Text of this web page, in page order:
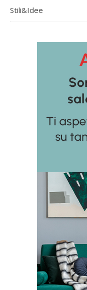
Stili&Idee